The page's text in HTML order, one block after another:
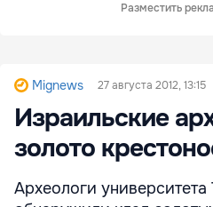
Разместить
Mignews 27 августа 2012, 13:15
Израильские
золото
Археологи университета